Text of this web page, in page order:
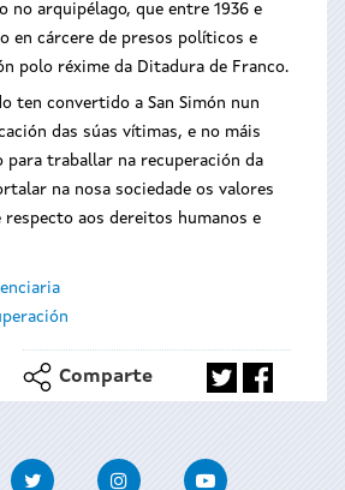
no arquipélago, que entre 1936 e
en cárcere de presos políticos e
polo réxime da Ditadura de Franco.
ten convertido a San Simón nun
das súas vítimas, e no máis
para traballar na recuperación da
na nosa sociedade os valores
respecto aos dereitos humanos e
Comparte
Twitter InstagramYoutube